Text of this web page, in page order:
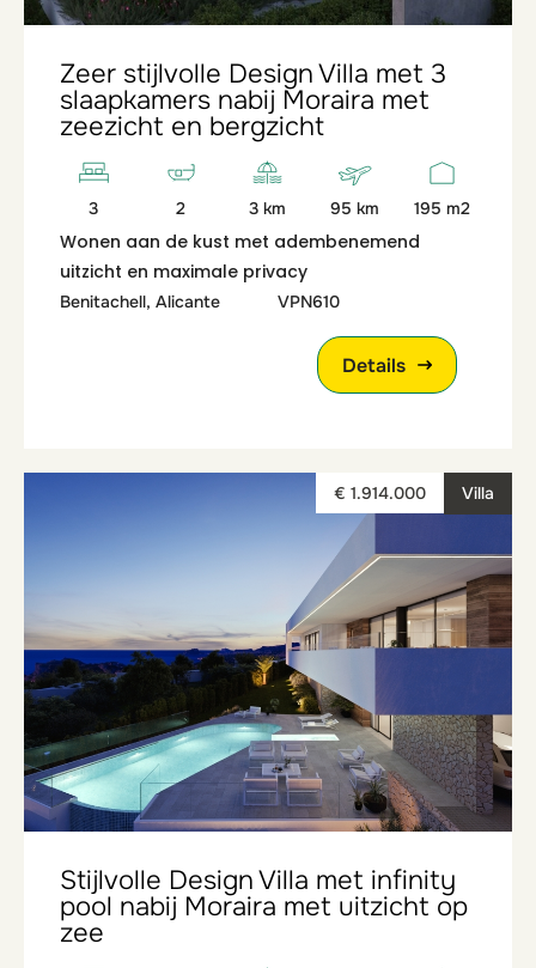
Zeer stijlvolle Design Villa met 3
slaapkamers nabij Moraira met
zeezicht en bergzicht
3 2 3 km 95 km 195 m2
Wonen aan de kust met adembenemend
uitzicht en maximale privacy
Benitachell, Alicante VPN610
Details
Villa
€ 1.914.000
Stijlvolle Design Villa met infinity
pool nabij Moraira met uitzicht op
zee